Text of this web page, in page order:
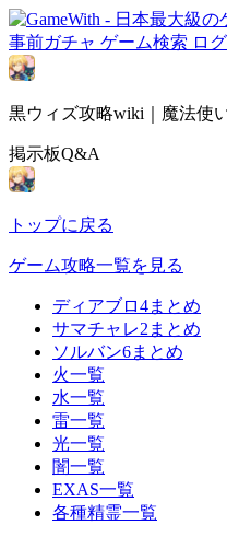
事前ガチャ ゲーム検索 ロ
黒ウィズ攻略wiki｜魔法使
掲示板Q&A
トップに戻る
ゲーム攻略一覧を見る
ディアブロ4まとめ
サマチャレ2まとめ
ソルバン6まとめ
火一覧
水一覧
雷一覧
光一覧
闇一覧
EXAS一覧
各種精霊一覧